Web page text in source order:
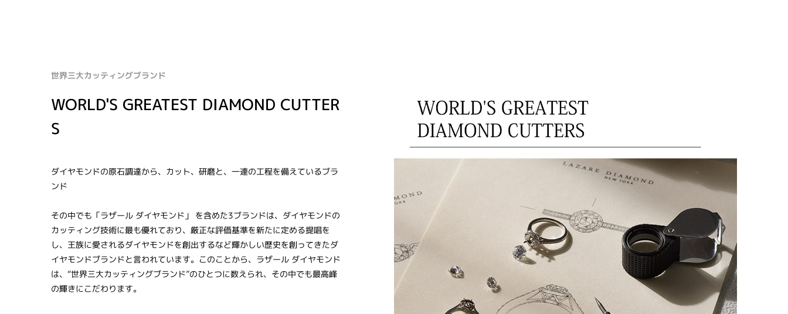
世界三大カッティングブランド
WORLD'S GREATEST DIAMOND CUTTER
S
ダイヤモンドの原石調達から、カット、研磨と、一連の工程を備えているブラ
ンド
その中でも「ラザール ダイヤモンド」 を含めた3ブランドは、ダイヤモンドの
カッティング技術に最も優れており、厳正な評価基準を新たに定める提唱を
し、王族に愛されるダイヤモンドを創出するなど輝かしい歴史を創ってきたダ
イヤモンドブランドと言われています。このことから、ラザール ダイヤモンド
は、“世界三大カッティングブランド”のひとつに数えられ、その中でも最高峰
の輝きにこだわります。